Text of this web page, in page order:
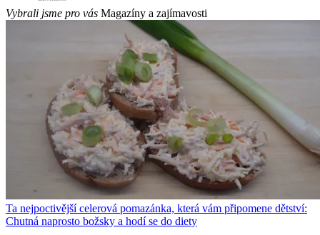
Vybrali jsme pro vás Magazíny a zajímavosti
Ta nejpoctivější celerová pomazánka, která vám připomene dětství:
Chutná naprosto božsky a hodí se do diety